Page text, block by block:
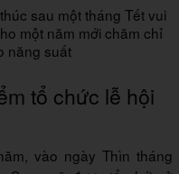
sau một tháng Tết vui
một năm mới chăm chỉ
năng suất
tổ chức lễ hội
vào ngày Thìn tháng